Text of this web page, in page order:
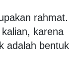
rahmat.
karena
adalah bentuk